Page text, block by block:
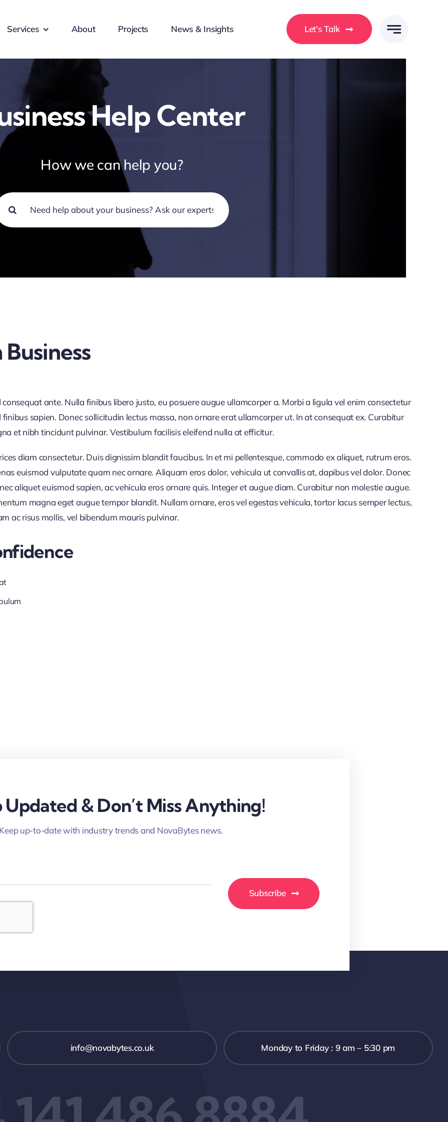
Services About Projects News & Insights Let's Talk
Help Center
How we can help you?
ante. Nulla finibus libero justo, eu posuere augue ullamcorper a. Morbi a ligula vel enim consectetur
sapien. Donec sollicitudin lectus massa, non ornare erat ullamcorper ut. In at consequat ex. Curabitur
et nibh tincidunt pulvinar. Vestibulum facilisis eleifend nulla at efficitur.
diam consectetur. Duis dignissim blandit faucibus. In et mi pellentesque, commodo ex aliquet, rutrum eros.
euismod vulputate quam nec ornare. Aliquam eros dolor, vehicula ut convallis at, dapibus vel dolor. Donec
aliquet euismod sapien, ac vehicula eros ornare quis. Integer et augue diam. Curabitur non molestie augue.
magna eget augue tempor blandit. Nullam ornare, eros vel egestas vehicula, tortor lacus semper lectus,
ac risus mollis, vel bibendum mauris pulvinar.
Updated & Don’t Miss Anything!
up-to-date with industry trends and NovaBytes news.
Subscribe
info@novabytes.co.uk Monday to Friday : 9 am – 5:30 pm